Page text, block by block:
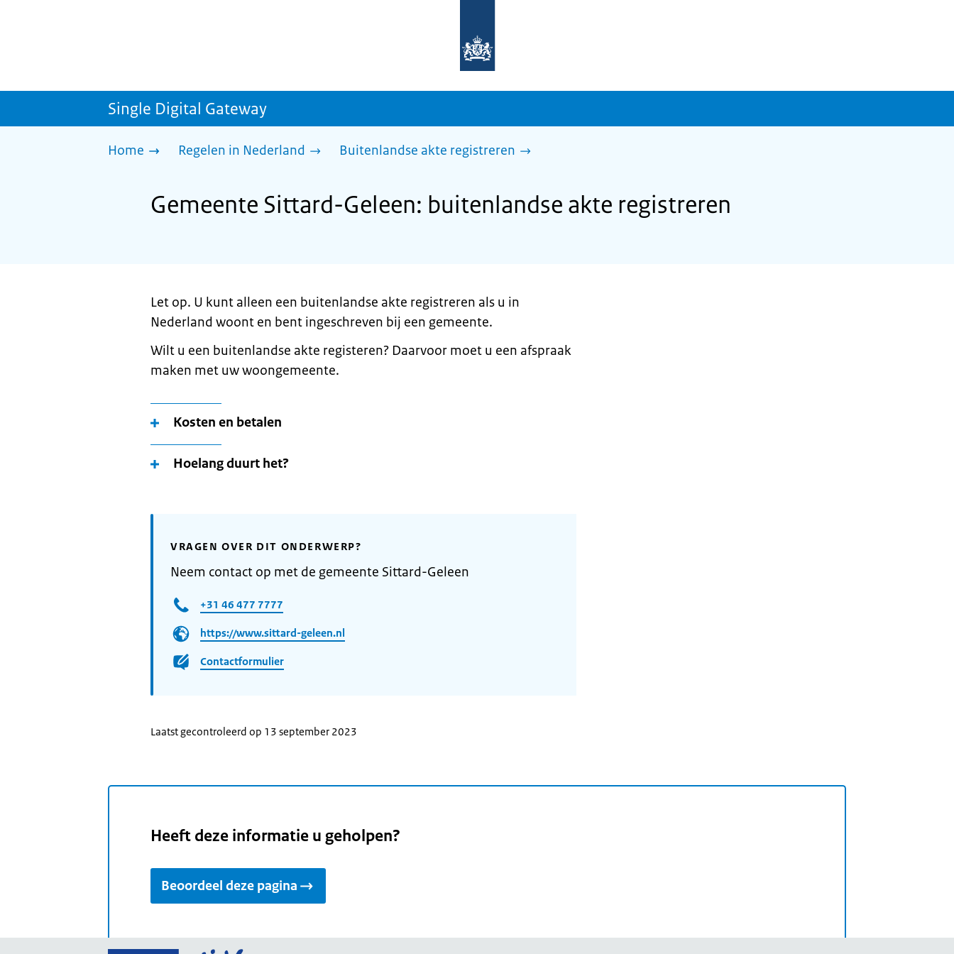
homepage
sdg.rijksoverheid.nl
Single Digital Gateway
Home Regelen in Nederland Buitenlandse akte registreren
Gemeente Sittard-Geleen: buitenlandse akte registreren
Let op. U kunt alleen een buitenlandse akte registreren als u in
Nederland woont en bent ingeschreven bij een gemeente.
Wilt u een buitenlandse akte registeren? Daarvoor moet u een afspraak
maken met uw woongemeente.
Kosten en betalen
Hoelang duurt het?
VRAGEN OVER DIT ONDERWERP?
Neem contact op met de gemeente Sittard-Geleen
+31 46 477 7777
https://www.sittard-geleen.nl
Contactformulier
Laatst gecontroleerd op 13 september 2023
Heeft deze informatie u geholpen?
Beoordeel deze pagina